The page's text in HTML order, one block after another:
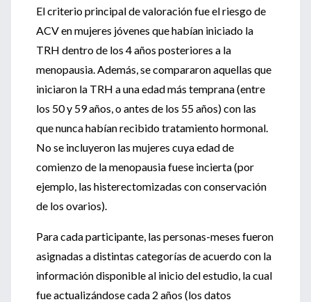
El criterio principal de valoración fue el riesgo de
ACV en mujeres jóvenes que habían iniciado la
TRH dentro de los 4 años posteriores a la
menopausia. Además, se compararon aquellas que
iniciaron la TRH a una edad más temprana (entre
los 50 y 59 años, o antes de los 55 años) con las
que nunca habían recibido tratamiento hormonal.
No se incluyeron las mujeres cuya edad de
comienzo de la menopausia fuese incierta (por
ejemplo, las histerectomizadas con conservación
de los ovarios).
Para cada participante, las personas-meses fueron
asignadas a distintas categorías de acuerdo con la
información disponible al inicio del estudio, la cual
fue actualizándose cada 2 años (los datos